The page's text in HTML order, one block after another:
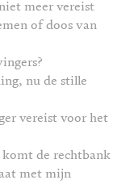
meer vereist
of doos van
nu de stille
vereist voor het
de rechtbank
met mijn